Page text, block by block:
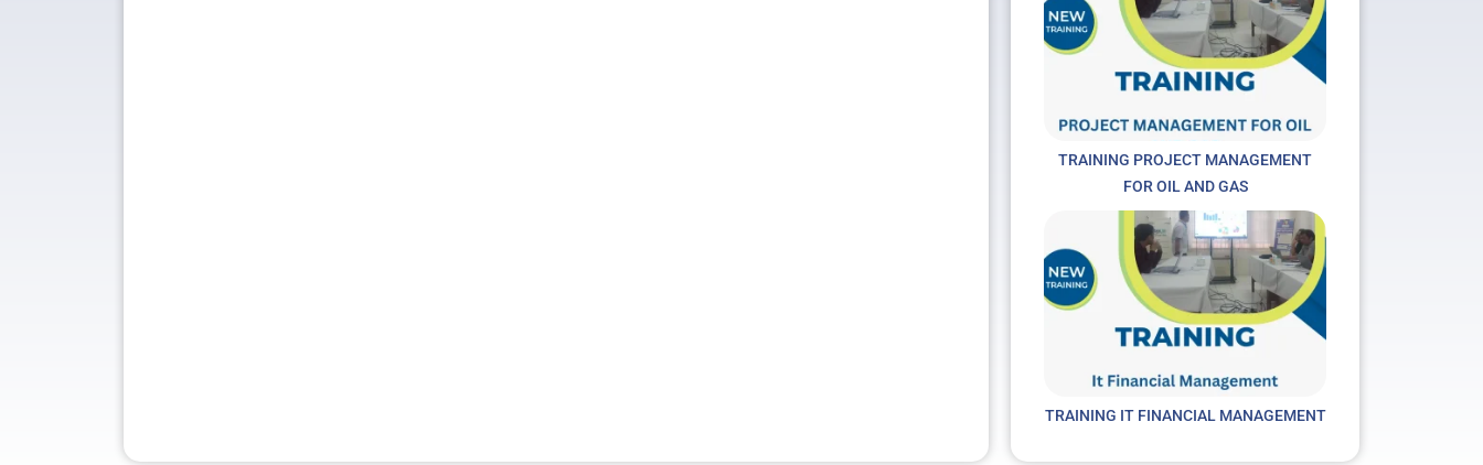
TRAINING PROJECT MANAGEMENT
FOR OIL AND GAS
TRAINING IT FINANCIAL MANAGEMENT